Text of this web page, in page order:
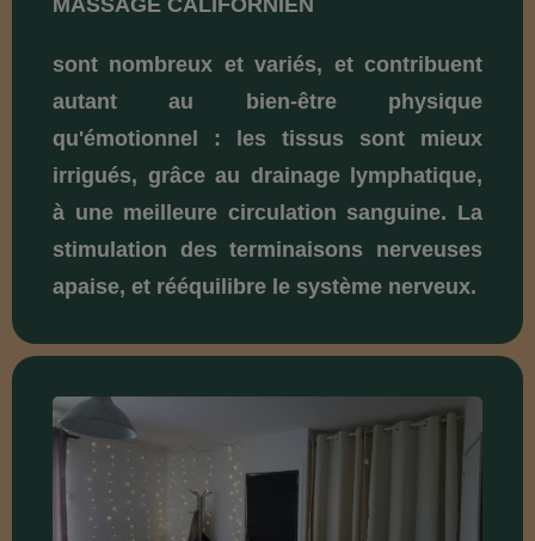
MASSAGE CALIFORNIEN
sont nombreux et variés, et contribuent
autant au bien-être physique
qu'émotionnel : les tissus sont mieux
irrigués, grâce au drainage lymphatique,
à une meilleure circulation sanguine. La
stimulation des terminaisons nerveuses
apaise, et rééquilibre le système nerveux.